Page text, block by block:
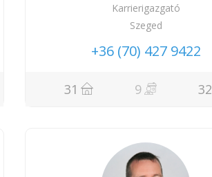
Karrierigazgató
Szeged
+36 (70) 427 9422
31 9 32